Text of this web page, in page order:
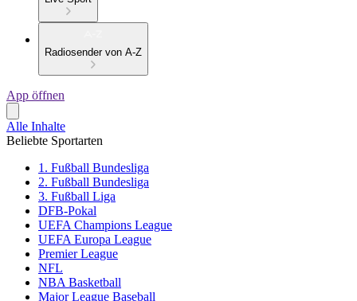
Radiosender von A-Z
App öffnen
Alle Inhalte
Beliebte Sportarten
1. Fußball Bundesliga
2. Fußball Bundesliga
3. Fußball Liga
DFB-Pokal
UEFA Champions League
UEFA Europa League
Premier League
NFL
NBA Basketball
Major League Baseball